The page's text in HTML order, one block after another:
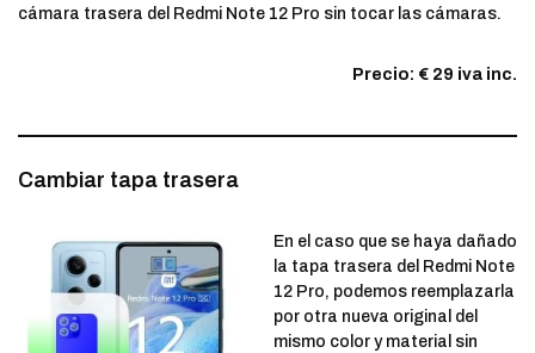
cámara trasera del Redmi Note 12 Pro sin tocar las cámaras.
Precio: € 29 iva inc.
Cambiar tapa trasera
En el caso que se haya dañado
la tapa trasera del Redmi Note
12 Pro, podemos reemplazarla
por otra nueva original del
mismo color y material sin